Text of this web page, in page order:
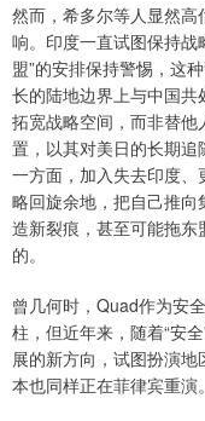
然而，希多尔等人显然
响。印度一直试图保持战
盟”的安排保持警惕，这
长的陆地边界上与中国
拓宽战略空间，而非替
置，以其对美日的长期追
一方面，加入失去印度、
略回旋余地，把自己推
造新裂痕，甚至可能拖
的。
曾几何时，Quad作为安
柱，但近年来，随着“安
展的新方向，试图扮演
本也同样正在菲律宾重演。